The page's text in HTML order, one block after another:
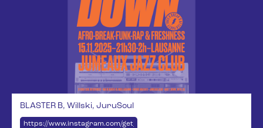
BLASTER B, Willski, JuruSoul
https://www.instagram.com/get_down_with_us/